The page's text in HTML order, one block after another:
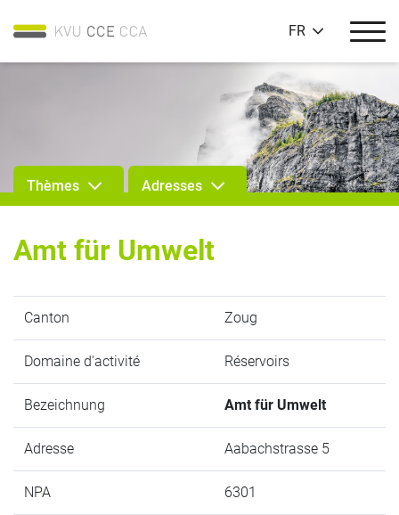
FR
Thèmes Adresses
Amt für Umwelt
Canton Zoug
Domaine d'activité Réservoirs
Bezeichnung Amt für Umwelt
Adresse Aabachstrasse 5
NPA 6301